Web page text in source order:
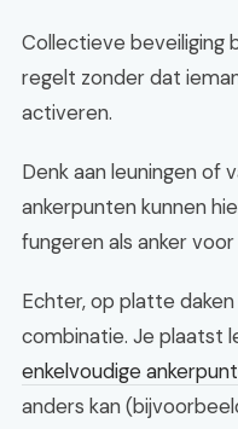
Collectieve beveiliging
regelt zonder dat
activeren.
Denk aan leuningen of
ankerpunten kunnen
fungeren als anker
Echter, op platte
combinatie. Je plaatst
enkelvoudige
anders kan